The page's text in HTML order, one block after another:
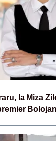
la Miza